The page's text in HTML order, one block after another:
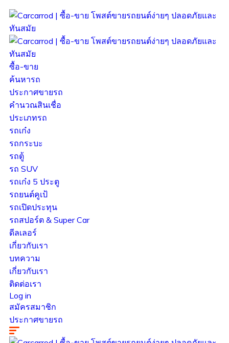
ซื้อ-ขาย
ค้นหารถ
ประกาศขายรถ
คำนวณสินเชื่อ
ประเภทรถ
รถเก๋ง
รถกระบะ
รถตู้
รถ SUV
รถเก๋ง 5 ประตู
รถยนต์คูเป้
รถเปิดประทุน
รถสปอร์ต & Super Car
ดีลเลอร์
เกี่ยวกับเรา
บทความ
เกี่ยวกับเรา
ติดต่อเรา
Log in
สมัครสมาชิก
ประกาศขายรถ